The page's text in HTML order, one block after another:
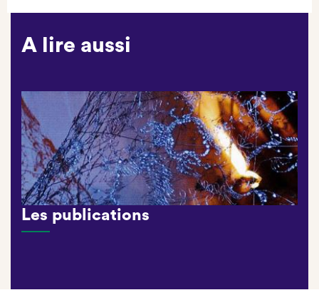
A lire aussi
Les publications